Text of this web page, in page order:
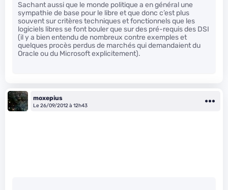
Sachant aussi que le monde politique a en général une
sympathie de base pour le libre et que donc c’est plus
souvent sur critères techniques et fonctionnels que les
logiciels libres se font bouler que sur des pré-requis des DSI
(il y a bien entendu de nombreux contre exemples et
quelques procès perdus de marchés qui demandaient du
Oracle ou du Microsoft explicitement).
moxepius
Le 26/09/2012 à 12h43